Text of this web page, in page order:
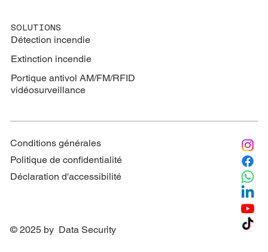
SOLUTIONS
Détection incendie
Extinction incendie
Portique antivol AM/FM/RFID
vidéosurveillance
Conditions générales
Politique de confidentialité
Déclaration d'accessibilité
© 2025 by Data Security